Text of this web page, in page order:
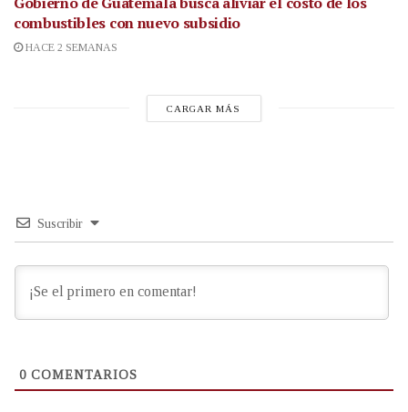
combustibles con nuevo subsidio
HACE 2 SEMANAS
CARGAR MÁS
Suscribir
0 COMENTARIOS